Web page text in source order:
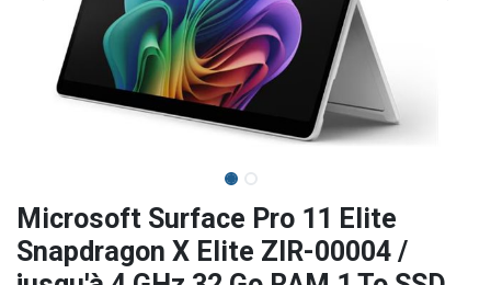
Microsoft Surface Pro 11 Elite
Snapdragon X Elite ZIR-00004 /